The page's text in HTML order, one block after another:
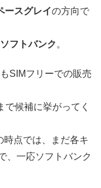
ースグレイの方向で
ソフトバンク 。
SIMフリーでの販売
候補に挙がってく
時点では、まだ各キ
、一応ソフトバンク